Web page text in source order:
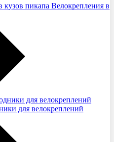
Велокрепления в
для велокреплений